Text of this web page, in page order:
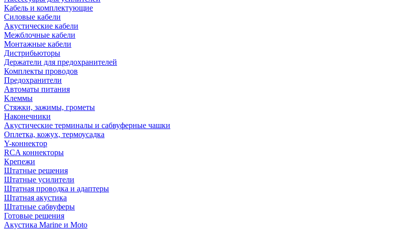
Кабель и комплектующие
Силовые кабели
Акустические кабели
Межблочные кабели
Монтажные кабели
Дистрибьюторы
Держатели для предохранителей
Комплекты проводов
Предохранители
Автоматы питания
Клеммы
Стяжки, зажимы, грометы
Наконечники
Акустические терминалы и сабвуферные чашки
Оплетка, кожух, термоусадка
Y-коннектор
RCA коннекторы
Крепежи
Штатные решения
Штатные усилители
Штатная проводка и адаптеры
Штатная акустика
Штатные сабвуферы
Готовые решения
Акустика Marine и Moto